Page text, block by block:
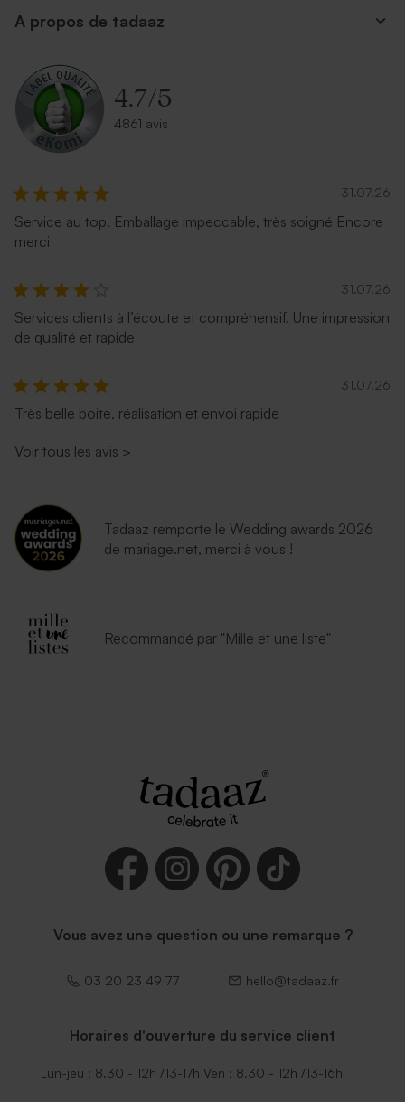
A propos de tadaaz
4.7/5
4861 avis
31.07.26
Service au top. Emballage impeccable, très soigné Encore
merci
31.07.26
Services clients à l’écoute et compréhensif. Une impression
de qualité et rapide
31.07.26
Très belle boite, réalisation et envoi rapide
Voir tous les avis >
Tadaaz remporte le Wedding awards 2026
de mariage.net, merci à vous !
Recommandé par "Mille et une liste"
Vous avez une question ou une remarque ?
03 20 23 49 77 hello@tadaaz.fr
Horaires d'ouverture du service client
Lun-jeu : 8.30 - 12h /13-17h Ven : 8.30 - 12h /13-16h